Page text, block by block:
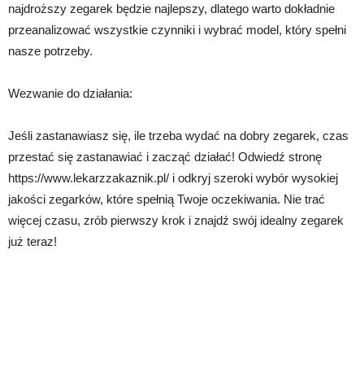
najdroższy zegarek będzie najlepszy, dlatego warto dokładnie
przeanalizować wszystkie czynniki i wybrać model, który spełni
nasze potrzeby.
Wezwanie do działania:
Jeśli zastanawiasz się, ile trzeba wydać na dobry zegarek, czas
przestać się zastanawiać i zacząć działać! Odwiedź stronę
https://www.lekarzzakaznik.pl/ i odkryj szeroki wybór wysokiej
jakości zegarków, które spełnią Twoje oczekiwania. Nie trać
więcej czasu, zrób pierwszy krok i znajdź swój idealny zegarek
już teraz!